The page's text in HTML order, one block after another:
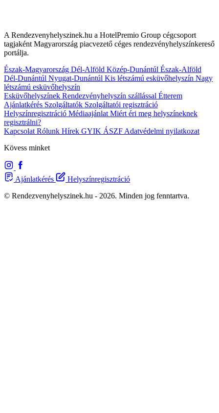
A Rendezvenyhelyszinek.hu a HotelPremio Group cégcsoport
tagjaként Magyarország piacvezető céges rendezvényhelyszínkereső
portálja.
Észak-Magyarország Dél-Alföld Közép-Dunántúl Észak-Alföld
Dél-Dunántúl Nyugat-Dunántúl Kis létszámú esküvőhelyszín Nagy
létszámú esküvőhelyszín
Esküvőhelyszínek Rendezvényhelyszín szállással Étterem
Ajánlatkérés Szolgáltatók Szolgáltatói regisztráció
Helyszínregisztráció Médiaajánlat Miért éri meg helyszíneknek
regisztrálni?
Kapcsolat Rólunk Hírek GYIK ÁSZF Adatvédelmi nyilatkozat
Kövess minket
Ajánlatkérés
Helyszínregisztráció
© Rendezvenyhelyszinek.hu - 2026. Minden jog fenntartva.